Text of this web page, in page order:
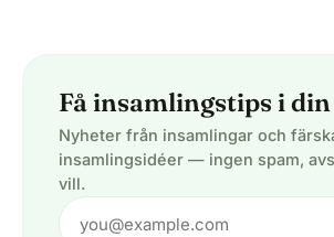
Få insamlingstips i
Nyheter från insamlingar och
insamlingsidéer — ingen spam,
vill.